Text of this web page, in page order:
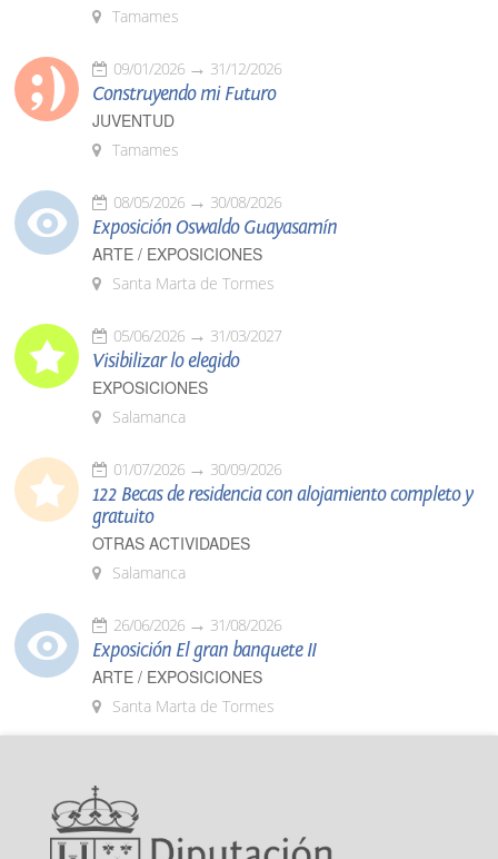
Tamames
09/01/2026 31/12/2026
Construyendo mi Futuro
JUVENTUD
Tamames
08/05/2026 30/08/2026
Exposición Oswaldo Guayasamín
ARTE / EXPOSICIONES
Santa Marta de Tormes
05/06/2026 31/03/2027
Visibilizar lo elegido
EXPOSICIONES
Salamanca
01/07/2026 30/09/2026
122 Becas de residencia con alojamiento completo y
gratuito
OTRAS ACTIVIDADES
Salamanca
26/06/2026 31/08/2026
Exposición El gran banquete II
ARTE / EXPOSICIONES
Santa Marta de Tormes